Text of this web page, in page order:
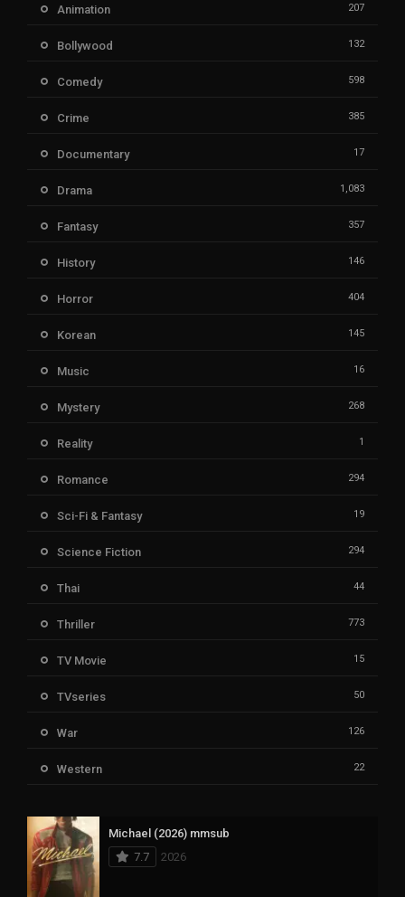
Animation 207
Bollywood 132
Comedy 598
Crime 385
Documentary 17
Drama 1,083
Fantasy 357
History 146
Horror 404
Korean 145
Music 16
Mystery 268
Reality 1
Romance 294
Sci-Fi & Fantasy 19
Science Fiction 294
Thai 44
Thriller 773
TV Movie 15
TVseries 50
War 126
Western 22
Michael (2026) mmsub
7.7
2026